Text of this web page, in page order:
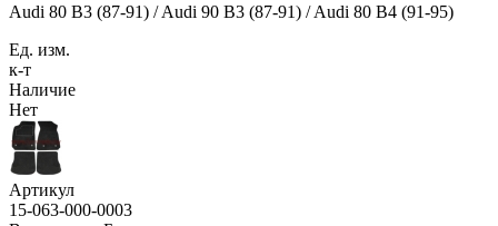
Audi 80 B3 (87-91) / Audi 90 B3 (87-91) / Audi 80 B4 (91-95)
Ед. изм.
к-т
Наличие
Нет
Артикул
15-063-000-0003